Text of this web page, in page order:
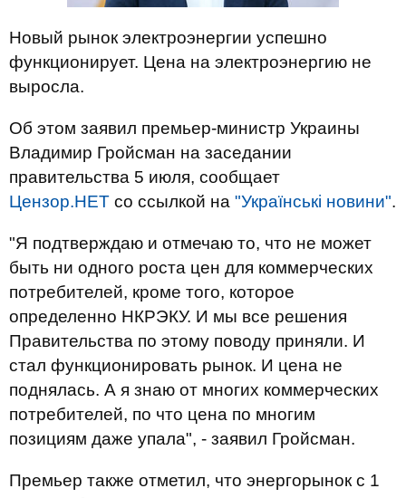
Новый рынок электроэнергии успешно
функционирует. Цена на электроэнергию не
выросла.
Об этом заявил премьер-министр Украины
Владимир Гройсман на заседании
правительства 5 июля, сообщает
Цензор.НЕТ со ссылкой на "Українські новини".
"Я подтверждаю и отмечаю то, что не может
быть ни одного роста цен для коммерческих
потребителей, кроме того, которое
определенно НКРЭКУ. И мы все решения
Правительства по этому поводу приняли. И
стал функционировать рынок. И цена не
поднялась. А я знаю от многих коммерческих
потребителей, по что цена по многим
позициям даже упала", - заявил Гройсман.
Премьер также отметил, что энергорынок с 1